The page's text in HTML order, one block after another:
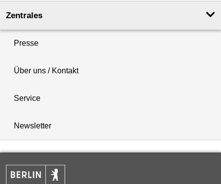
Zentrales
Presse
Über uns / Kontakt
Service
Newsletter